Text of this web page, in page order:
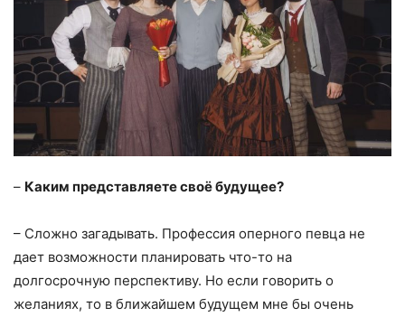
– Каким представляете своё будущее?
– Сложно загадывать. Профессия оперного певца не
дает возможности планировать что-то на
долгосрочную перспективу. Но если говорить о
желаниях, то в ближайшем будущем мне бы очень